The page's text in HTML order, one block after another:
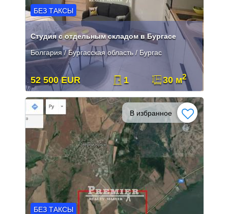
БЕЗ ТАКСЫ
Студия с отдельным складом в Бургасе
Болгария / Бургасская область / Бургас
52 500 EUR 1 30 м2
В избранное
БЕЗ ТАКСЫ